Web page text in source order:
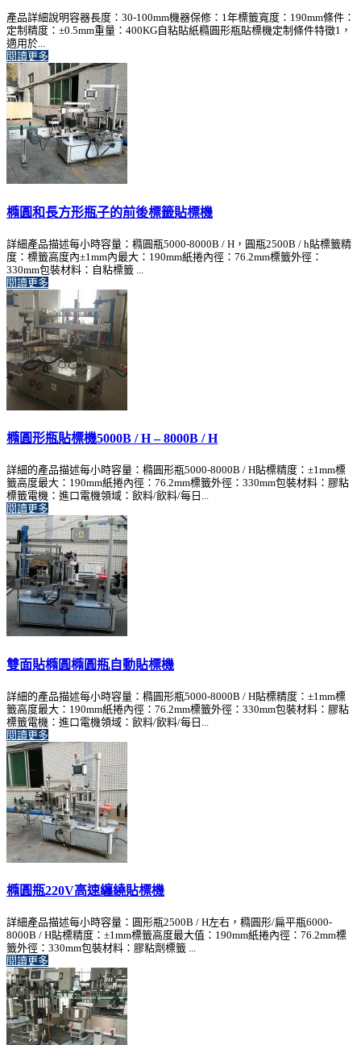
產品詳細說明容器長度：30-100mm機器保修：1年標籤寬度：190mm條件：
定制精度：±0.5mm重量：400KG自粘貼紙橢圓形瓶貼標機定制條件特徵1，
適用於...
閱讀更多
橢圓和長方形瓶子的前後標籤貼標機
詳細產品描述每小時容量：橢圓瓶5000-8000B / H，圓瓶2500B / h貼標籤精
度：標籤高度內±1mm內最大：190mm紙捲內徑：76.2mm標籤外徑：
330mm包裝材料：自粘標籤 ...
閱讀更多
橢圓形瓶貼標機5000B / H – 8000B / H
詳細的產品描述每小時容量：橢圓形瓶5000-8000B / H貼標精度：±1mm標
籤高度最大：190mm紙捲內徑：76.2mm標籤外徑：330mm包裝材料：膠粘
標籤電機：進口電機領域：飲料/飲料/每日...
閱讀更多
雙面貼橢圓橢圓瓶自動貼標機
詳細的產品描述每小時容量：橢圓形瓶5000-8000B / H貼標精度：±1mm標
籤高度最大：190mm紙捲內徑：76.2mm標籤外徑：330mm包裝材料：膠粘
標籤電機：進口電機領域：飲料/飲料/每日...
閱讀更多
橢圓瓶220V高速纏繞貼標機
詳細產品描述每小時容量：圓形瓶2500B / H左右，橢圓形/扁平瓶6000-
8000B / H貼標精度：±1mm標籤高度最大值：190mm紙捲內徑：76.2mm標
籤外徑：330mm包裝材料：膠粘劑標籤 ...
閱讀更多